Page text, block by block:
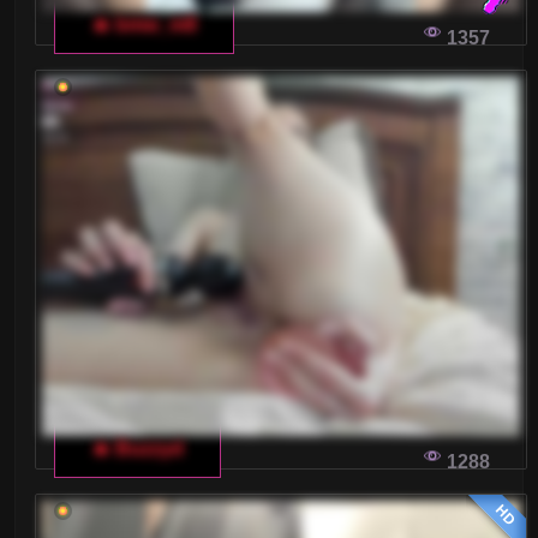
DZIEWCZYNAMI ONLINE
prowadzić fascynującą rozmowę z dziewczynami
na czacie online? W tym artykule zdradzę ci kilka
sprawdzonych trików, które pomogą ci zyskać ich
JAKIE SŁOWA NAJLEPIEJ DZIAŁAJĄ W
WŁOSKIM CZACIE DLA DOROSŁYCH?
Czy zastanawialiście się kiedyś, jak najlepiej
rozpocząć rozmowę na włoskim czacie dla
dorosłych? Dziś zagłębimy się w tę tematykę i
przedstawimy wam kilka sprawdzonych porad,
które pomogą zdobyć serce waszej
rozmówczyni.
🔥 bmw_m8
1357
🔥 Buzzyd
1288
HD